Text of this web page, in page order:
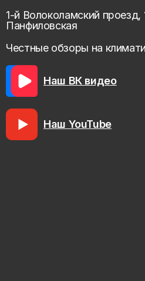
1-й Волоколамский проезд,
Панфиловская
Честные обзоры на
Наш ВК видео
Наш YouTube